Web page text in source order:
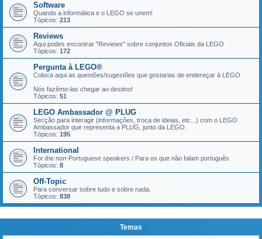
Software
Quando a informática e o LEGO se unem!
Tópicos: 213
Reviews
Aqui podes encontrar "Reviews" sobre conjuntos Oficiais da LEGO
Tópicos: 172
Pergunta à LEGO®
Coloca aqui as questões/sugestões que gostarias de endereçar à LEGO.
Nós fazêmo-las chegar ao destino!
Tópicos: 51
LEGO Ambassador @ PLUG
Secção para interagir (informações, troca de ideias, etc...) com o LEGO
Ambassador que representa a PLUG, junto da LEGO.
Tópicos: 195
International
For the non-Portuguese speakers / Para os que não falam português
Tópicos: 8
Off-Topic
Para conversar sobre tudo e sobre nada.
Tópicos: 838
Temas